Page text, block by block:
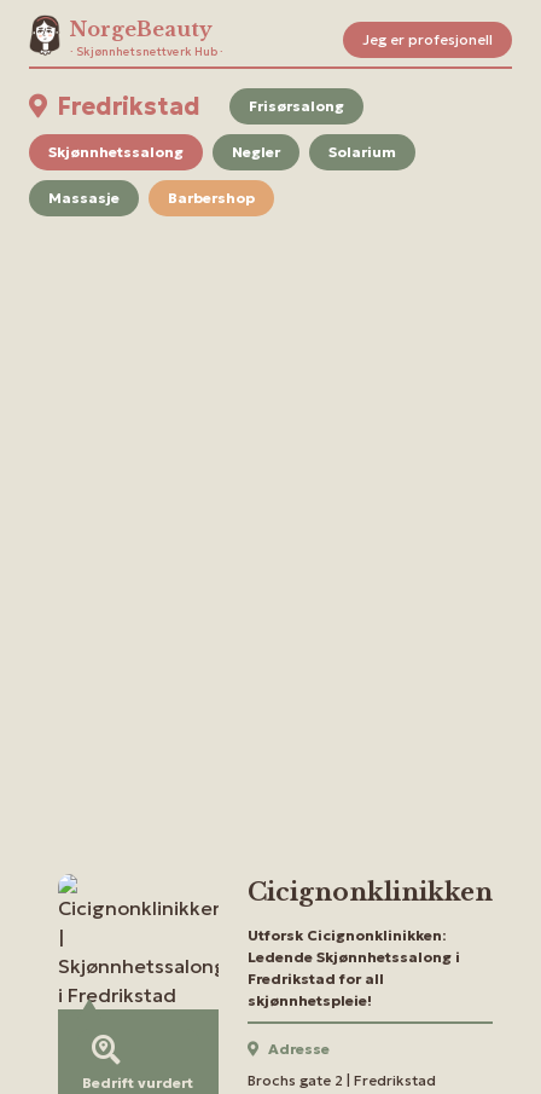
NorgeBeauty
· Skjønnhetsnettverk Hub ·
Jeg er profesjonell
Fredrikstad Frisørsalong
Skjønnhetssalong Negler Solarium
Massasje Barbershop
Bedrift vurdert
Cicignonklinikken
Utforsk Cicignonklinikken:
Ledende Skjønnhetssalong i
Fredrikstad for all
skjønnhetspleie!
Adresse
Brochs gate 2 | Fredrikstad